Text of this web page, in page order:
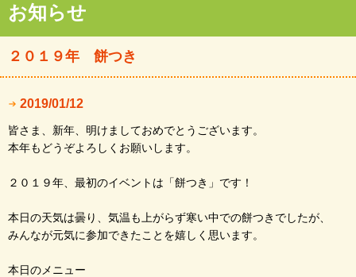
お知らせ
２０１９年 餅つき
2019/01/12
皆さま、新年、明けましておめでとうございます。
本年もどうぞよろしくお願いします。
２０１９年、最初のイベントは「餅つき」です！
本日の天気は曇り、気温も上がらず寒い中での餅つきでしたが、
みんなが元気に参加できたことを嬉しく思います。
本日のメニュー